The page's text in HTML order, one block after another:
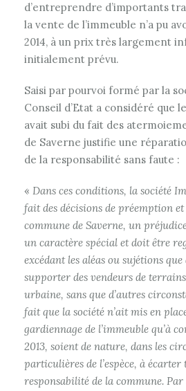
d’entreprendre d’importants
la vente de l’immeuble n’a pu
2014, à un prix très largement
initialement prévu.
Saisi par pourvoi formé par la
Conseil d’Etat a considéré que
avait subi du fait des
de Saverne justifie une
de la responsabilité sans faute :
« Dans ces conditions, la société
fait des décisions de préemption
commune de Saverne, un
un caractère spécial et doit être
excédant les aléas ou sujétions
supporter des vendeurs de
urbaine, sans que d’autres
fait que la société n’ait mis en
gardiennage de l’immeuble qu’à
2013, soient de nature, dans les
particulières de l’espèce, à
responsabilité de la commune.